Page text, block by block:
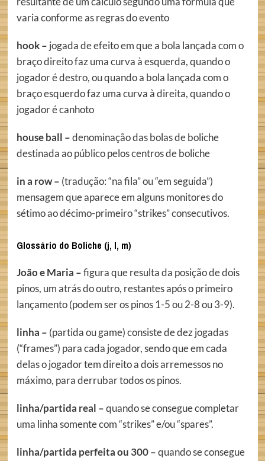
varia conforme as regras do evento
hook – jogada de efeito em que a bola lançada com o
braço direito faz uma curva à esquerda, quando o
jogador é destro, ou quando a bola lançada com o
braço esquerdo faz uma curva à direita, quando o
jogador é canhoto
house ball –denominação das bolas de boliche
destinada ao público pelos centros de boliche
in a row – (tradução: “na fila” ou “em seguida”)
mensagem que aparece em alguns monitores do
sétimo ao décimo-primeiro “strikes” consecutivos.
Glossário do Boliche (j, l, m)
João e Maria –figura que resulta da posição de dois
pinos, um atrás do outro, restantes após o primeiro
lançamento (podem ser os pinos 1-5 ou 2-8 ou 3-9).
linha – (partida ou game) consiste de dez jogadas
(“frames”) para cada jogador, sendo que em cada
delas o jogador tem direito a dois arremessos no
máximo, para derrubar todos os pinos.
linha/partida real –quando se consegue completar
uma linha somente com “strikes” e/ou “spares”.
linha/partida perfeita ou 300 –quando se consegue